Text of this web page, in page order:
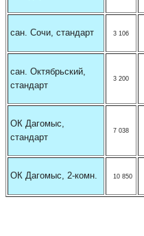
сан. Сочи, стандарт 3 106
сан. Октябрьский,
стандарт
3 200
ОК Дагомыс,
стандарт
7 038
ОК Дагомыс, 2-комн. 10 850